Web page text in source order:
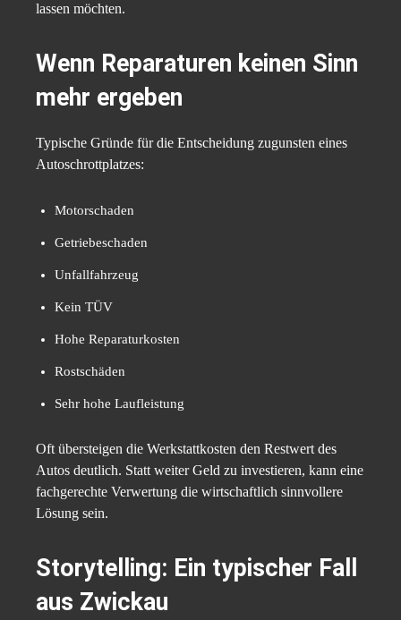
lassen möchten.
Wenn Reparaturen keinen Sinn
mehr ergeben
Typische Gründe für die Entscheidung zugunsten eines
Autoschrottplatzes:
Motorschaden
Getriebeschaden
Unfallfahrzeug
Kein TÜV
Hohe Reparaturkosten
Rostschäden
Sehr hohe Laufleistung
Oft übersteigen die Werkstattkosten den Restwert des
Autos deutlich. Statt weiter Geld zu investieren, kann eine
fachgerechte Verwertung die wirtschaftlich sinnvollere
Lösung sein.
Storytelling: Ein typischer Fall
aus Zwickau